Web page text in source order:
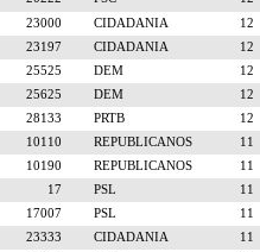
23000 CIDADANIA 12
23197 CIDADANIA 12
25525 DEM 12
25625 DEM 12
28133 PRTB 12
10110 REPUBLICANOS 11
10190 REPUBLICANOS 11
17 PSL 11
17007 PSL 11
23333 CIDADANIA 11